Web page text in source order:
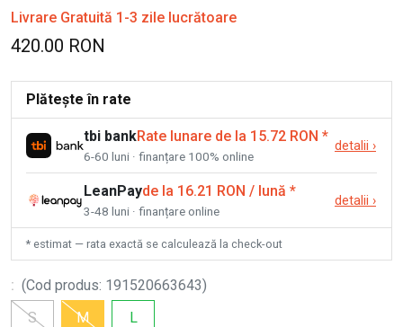
Livrare Gratuită 1-3 zile lucrătoare
420.00 RON
Plătește în rate
tbi bankRate lunare de la 15.72 RON *
6-60 luni · finanțare 100% online
detalii ›
LeanPayde la 16.21 RON / lună *
3-48 luni · finanțare online
detalii ›
* estimat — rata exactă se calculează la check-out
: (Cod produs: 191520663643)
S
M L